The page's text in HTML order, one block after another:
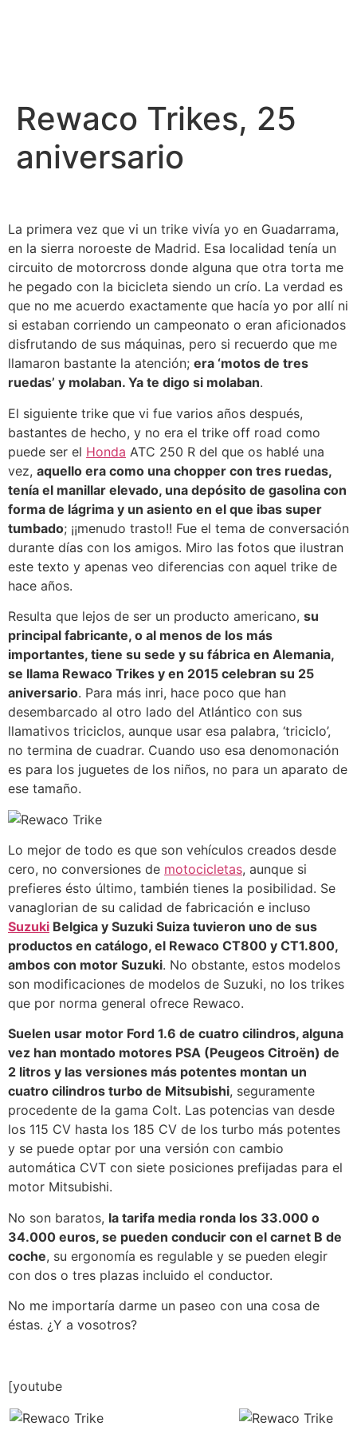
Rewaco Trikes, 25
aniversario
La primera vez que vi un trike vivía yo en Guadarrama,
en la sierra noroeste de Madrid. Esa localidad tenía un
circuito de motorcross donde alguna que otra torta me
he pegado con la bicicleta siendo un crío. La verdad es
que no me acuerdo exactamente que hacía yo por allí ni
si estaban corriendo un campeonato o eran aficionados
disfrutando de sus máquinas, pero si recuerdo que me
llamaron bastante la atención; era ‘motos de tres
ruedas’ y molaban. Ya te digo si molaban.
El siguiente trike que vi fue varios años después,
bastantes de hecho, y no era el trike off road como
puede ser el Honda ATC 250 R del que os hablé una
vez, aquello era como una chopper con tres ruedas,
tenía el manillar elevado, una depósito de gasolina con
forma de lágrima y un asiento en el que ibas super
tumbado; ¡¡menudo trasto!! Fue el tema de conversación
durante días con los amigos. Miro las fotos que ilustran
este texto y apenas veo diferencias con aquel trike de
hace años.
Resulta que lejos de ser un producto americano, su
principal fabricante, o al menos de los más
importantes, tiene su sede y su fábrica en Alemania,
se llama Rewaco Trikes y en 2015 celebran su 25
aniversario. Para más inri, hace poco que han
desembarcado al otro lado del Atlántico con sus
llamativos triciclos, aunque usar esa palabra, ‘triciclo’,
no termina de cuadrar. Cuando uso esa denomonación
es para los juguetes de los niños, no para un aparato de
ese tamaño.
Lo mejor de todo es que son vehículos creados desde
cero, no conversiones de motocicletas, aunque si
prefieres ésto último, también tienes la posibilidad. Se
vanaglorian de su calidad de fabricación e incluso
Suzuki Belgica y Suzuki Suiza tuvieron uno de sus
productos en catálogo, el Rewaco CT800 y CT1.800,
ambos con motor Suzuki. No obstante, estos modelos
son modificaciones de modelos de Suzuki, no los trikes
que por norma general ofrece Rewaco.
Suelen usar motor Ford 1.6 de cuatro cilindros, alguna
vez han montado motores PSA (Peugeos Citroën) de
2 litros y las versiones más potentes montan un
cuatro cilindros turbo de Mitsubishi, seguramente
procedente de la gama Colt. Las potencias van desde
los 115 CV hasta los 185 CV de los turbo más potentes
y se puede optar por una versión con cambio
automática CVT con siete posiciones prefijadas para el
motor Mitsubishi.
No son baratos, la tarifa media ronda los 33.000 o
34.000 euros, se pueden conducir con el carnet B de
coche, su ergonomía es regulable y se pueden elegir
con dos o tres plazas incluido el conductor.
No me importaría darme un paseo con una cosa de
éstas. ¿Y a vosotros?
[youtube